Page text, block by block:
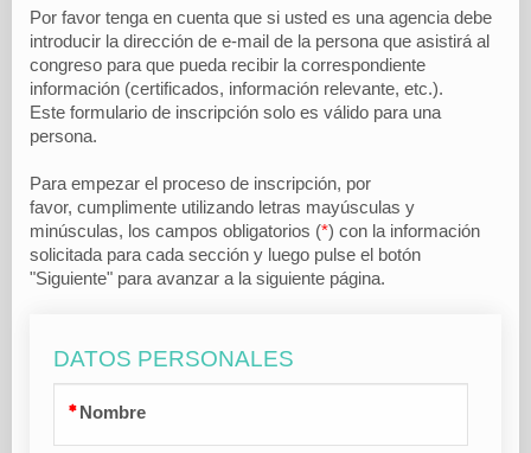
Por favor tenga en cuenta que si usted es una agencia debe
introducir la dirección de e-mail de la persona que asistirá al
congreso para que pueda recibir la correspondiente
información (certificados, información relevante, etc.).
Este formulario de inscripción solo es válido para una
persona.
Para empezar el proceso de inscripción, por
favor, cumplimente utilizando letras mayúsculas y
minúsculas, los campos obligatorios (*) con la información
solicitada para cada sección y luego pulse el botón
"Siguiente" para avanzar a la siguiente página.
DATOS PERSONALES
Nombre